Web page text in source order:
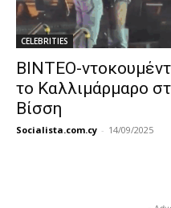
CELEBRITIES
ΒΙΝΤΕΟ-
το Καλλιμάρμαρο
Βίσση
Socialista.com.cy - 14/09/2025